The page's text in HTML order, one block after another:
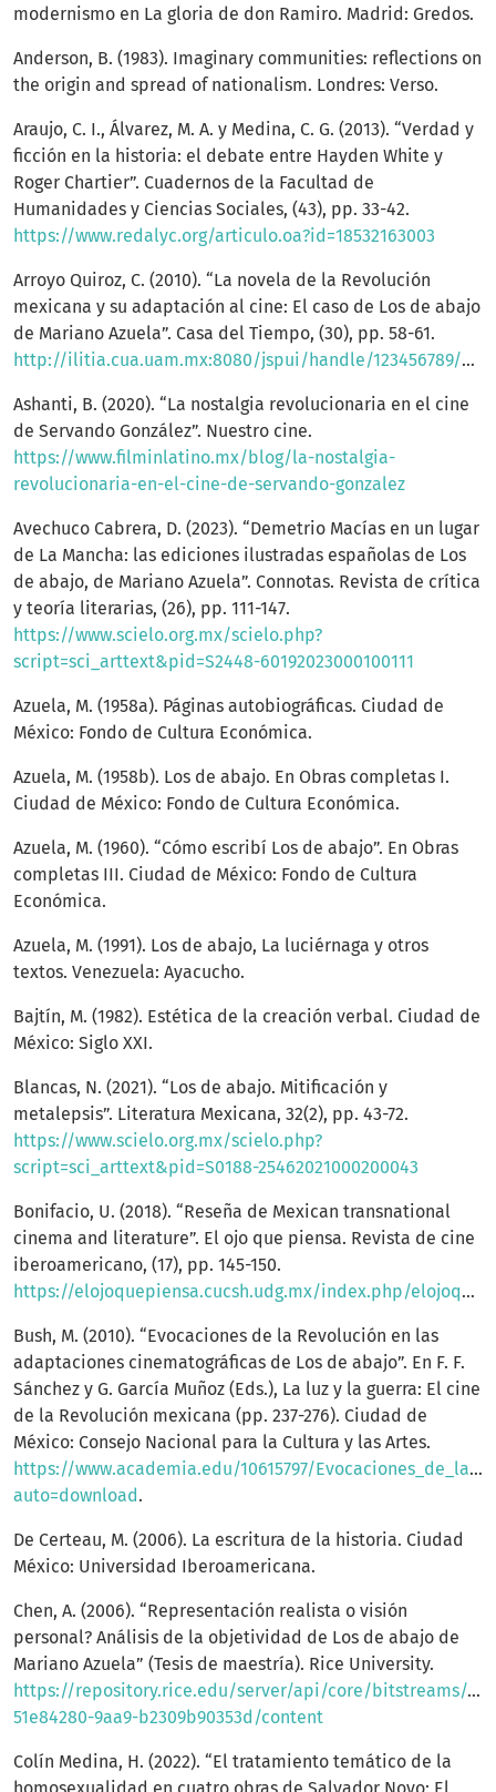
modernismo en La gloria de don Ramiro. Madrid: Gredos.
Anderson, B. (1983). Imaginary communities: reflections on
the origin and spread of nationalism. Londres: Verso.
Araujo, C. I., Álvarez, M. A. y Medina, C. G. (2013). “Verdad y
ficción en la historia: el debate entre Hayden White y
Roger Chartier”. Cuadernos de la Facultad de
Humanidades y Ciencias Sociales, (43), pp. 33-42.
https://www.redalyc.org/articulo.oa?id=18532163003
Arroyo Quiroz, C. (2010). “La novela de la Revolución
mexicana y su adaptación al cine: El caso de Los de abajo
de Mariano Azuela”. Casa del Tiempo, (30), pp. 58-61.
http://ilitia.cua.uam.mx:8080/jspui/handle/123456789/855
Ashanti, B. (2020). “La nostalgia revolucionaria en el cine
de Servando González”. Nuestro cine.
https://www.filminlatino.mx/blog/la-nostalgia-
revolucionaria-en-el-cine-de-servando-gonzalez
Avechuco Cabrera, D. (2023). “Demetrio Macías en un lugar
de La Mancha: las ediciones ilustradas españolas de Los
de abajo, de Mariano Azuela”. Connotas. Revista de crítica
y teoría literarias, (26), pp. 111-147.
https://www.scielo.org.mx/scielo.php?
script=sci_arttext&pid=S2448-60192023000100111
Azuela, M. (1958a). Páginas autobiográficas. Ciudad de
México: Fondo de Cultura Económica.
Azuela, M. (1958b). Los de abajo. En Obras completas I.
Ciudad de México: Fondo de Cultura Económica.
Azuela, M. (1960). “Cómo escribí Los de abajo”. En Obras
completas III. Ciudad de México: Fondo de Cultura
Económica.
Azuela, M. (1991). Los de abajo, La luciérnaga y otros
textos. Venezuela: Ayacucho.
Bajtín, M. (1982). Estética de la creación verbal. Ciudad de
México: Siglo XXI.
Blancas, N. (2021). “Los de abajo. Mitificación y
metalepsis”. Literatura Mexicana, 32(2), pp. 43-72.
https://www.scielo.org.mx/scielo.php?
script=sci_arttext&pid=S0188-25462021000200043
Bonifacio, U. (2018). “Reseña de Mexican transnational
cinema and literature”. El ojo que piensa. Revista de cine
iberoamericano, (17), pp. 145-150.
https://elojoquepiensa.cucsh.udg.mx/index.php/elojoquepiensa/article/view/300
Bush, M. (2010). “Evocaciones de la Revolución en las
adaptaciones cinematográficas de Los de abajo”. En F. F.
Sánchez y G. García Muñoz (Eds.), La luz y la guerra: El cine
de la Revolución mexicana (pp. 237-276). Ciudad de
México: Consejo Nacional para la Cultura y las Artes.
https://www.academia.edu/10615797/
auto=download .
De Certeau, M. (2006). La escritura de la historia. Ciudad
México: Universidad Iberoamericana.
Chen, A. (2006). “Representación realista o visión
personal? Análisis de la objetividad de Los de abajo de
Mariano Azuela” (Tesis de maestría). Rice University.
https://repository.rice.edu/server/api/core/bitstreams/
51e84280-9aa9-b2309b90353d/content
Colín Medina, H. (2022). “El tratamiento temático de la